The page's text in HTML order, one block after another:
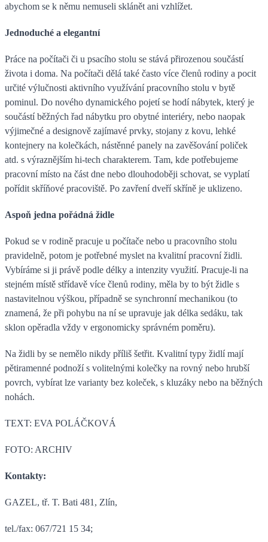
abychom se k němu nemuseli sklánět ani vzhlížet.
Jednoduché a elegantní
Práce na počítači či u psacího stolu se stává přirozenou součástí
života i doma. Na počítači dělá také často více členů rodiny a pocit
určité výlučnosti aktivního využívání pracovního stolu v bytě
pominul. Do nového dynamického pojetí se hodí nábytek, který je
součástí běžných řad nábytku pro obytné interiéry, nebo naopak
výjimečné a designově zajímavé prvky, stojany z kovu, lehké
kontejnery na kolečkách, nástěnné panely na zavěšování poliček
atd. s výraznějším hi-tech charakterem. Tam, kde potřebujeme
pracovní místo na část dne nebo dlouhodoběji schovat, se vyplatí
pořídit skříňové pracoviště. Po zavření dveří skříně je uklizeno.
Aspoň jedna pořádná židle
Pokud se v rodině pracuje u počítače nebo u pracovního stolu
pravidelně, potom je potřebné myslet na kvalitní pracovní židli.
Vybíráme si ji právě podle délky a intenzity využití. Pracuje-li na
stejném místě střídavě více členů rodiny, měla by to být židle s
nastavitelnou výškou, případně se synchronní mechanikou (to
znamená, že při pohybu na ní se upravuje jak délka sedáku, tak
sklon opěradla vždy v ergonomicky správném poměru).
Na židli by se nemělo nikdy příliš šetřit. Kvalitní typy židlí mají
pětiramenné podnoží s volitelnými kolečky na rovný nebo hrubší
povrch, vybírat lze varianty bez koleček, s kluzáky nebo na běžných
nohách.
TEXT: EVA POLÁČKOVÁ
FOTO: ARCHIV
Kontakty:
GAZEL, tř. T. Bati 481, Zlín,
tel./fax: 067/721 15 34;